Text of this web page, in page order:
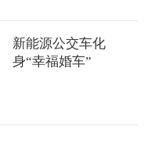
新能源公交车化
身“幸福婚车”